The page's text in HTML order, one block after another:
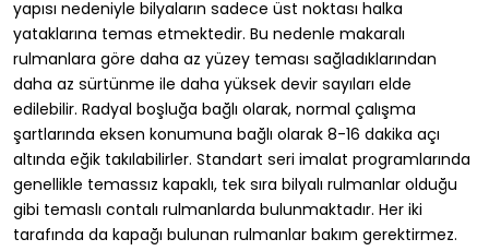
yapısı nedeniyle bilyaların sadece üst noktası halka
yataklarına temas etmektedir. Bu nedenle makaralı
rulmanlara göre daha az yüzey teması sağladıklarından
daha az sürtünme ile daha yüksek devir sayıları elde
edilebilir. Radyal boşluğa bağlı olarak, normal çalışma
şartlarında eksen konumuna bağlı olarak 8-16 dakika açı
altında eğik takılabilirler. Standart seri imalat programlarında
genellikle temassız kapaklı, tek sıra bilyalı rulmanlar olduğu
gibi temaslı contalı rulmanlarda bulunmaktadır. Her iki
tarafında da kapağı bulunan rulmanlar bakım gerektirmez.